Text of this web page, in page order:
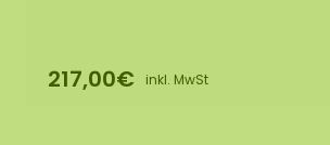
217,00€ inkl. MwSt